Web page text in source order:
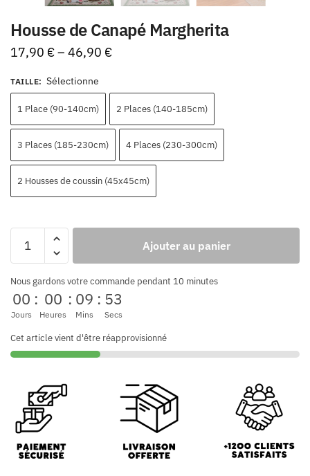
Housse de Canapé Margherita
17,90 €– 46,90 €
TAILLE: Sélectionne
1 Place (90-140cm) 2 Places (140-185cm)
3 Places (185-230cm) 4 Places (230-300cm)
2 Housses de coussin (45x45cm)
Ajouter au panier
Nous gardons votre commande pendant 10 minutes
00
Jours
: 00
Heures
: 09
Mins
: 53
Secs
Cet article vient d'être réapprovisionné